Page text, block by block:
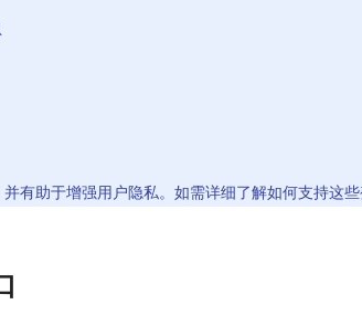
有助于增强用户隐私。如需详细了解如何支持这